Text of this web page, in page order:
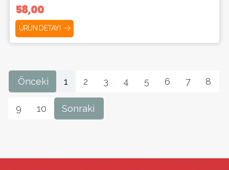
58,00
ÜRÜN DETAYI
Önceki 1 2 3 4 5 6 7 8
9 10 Sonraki